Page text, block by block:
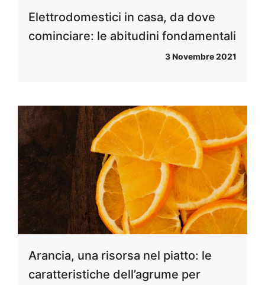
Elettrodomestici in casa, da dove
cominciare: le abitudini fondamentali
3 Novembre 2021
Arancia, una risorsa nel piatto: le
caratteristiche dell’agrume per